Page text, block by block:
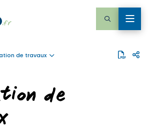
de travaux
de